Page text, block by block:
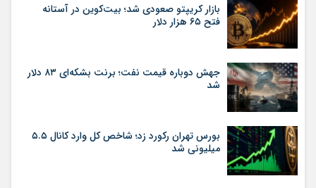
بازار کریپتو صعودی شد؛ بیت‌کوین در آستانه
فتح ۶۵ هزار دلار
جهش دوباره قیمت نفت؛ برنت بشکه‌ای ۸۳ دلار
شد
بورس تهران رکورد زد؛ شاخص کل وارد کانال ۵.۵
میلیونی شد